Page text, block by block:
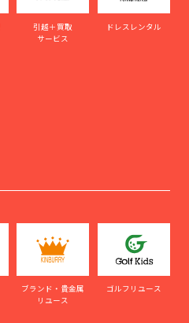
引越＋買取
サービス
ドレスレンタル
ブランド・貴金属
リユース
ゴルフリユース